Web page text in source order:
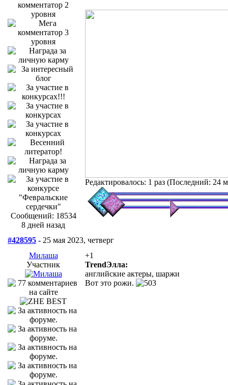
Сообщений: 18534
8 дней назад
Редактировалось: 1 раз (Последний: 24
#428595 - 25 мая 2023, четверг
Милаша
Участник
+1
TrendЭлла:
английские актеры, шаржи
Вот это рожи.